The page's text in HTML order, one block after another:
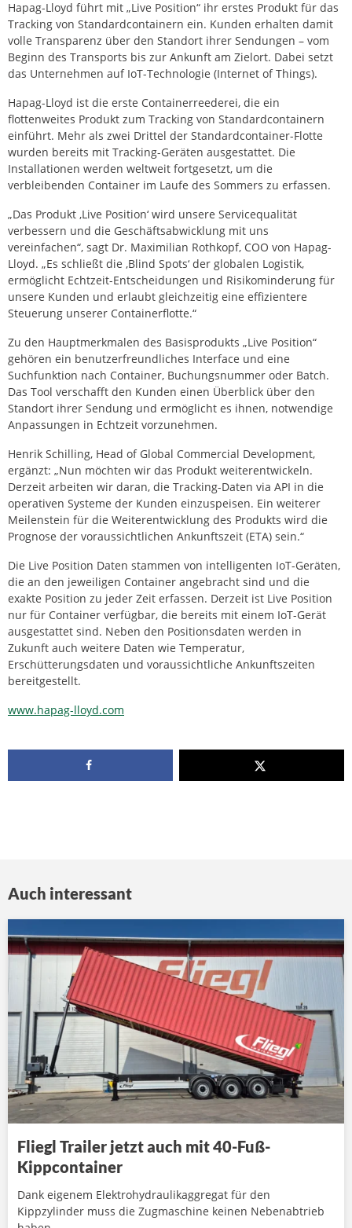
Hapag-Lloyd führt mit „Live Position“ ihr erstes Produkt für das
Tracking von Standardcontainern ein. Kunden erhalten damit
volle Transparenz über den Standort ihrer Sendungen – vom
Beginn des Transports bis zur Ankunft am Zielort. Dabei setzt
das Unternehmen auf IoT-Technologie (Internet of Things).
Hapag-Lloyd ist die erste Containerreederei, die ein
flottenweites Produkt zum Tracking von Standardcontainern
einführt. Mehr als zwei Drittel der Standardcontainer-Flotte
wurden bereits mit Tracking-Geräten ausgestattet. Die
Installationen werden weltweit fortgesetzt, um die
verbleibenden Container im Laufe des Sommers zu erfassen.
„Das Produkt ‚Live Position‘ wird unsere Servicequalität
verbessern und die Geschäftsabwicklung mit uns
vereinfachen“, sagt Dr. Maximilian Rothkopf, COO von Hapag-
Lloyd. „Es schließt die ‚Blind Spots‘ der globalen Logistik,
ermöglicht Echtzeit-Entscheidungen und Risikominderung für
unsere Kunden und erlaubt gleichzeitig eine effizientere
Steuerung unserer Containerflotte.“
Zu den Hauptmerkmalen des Basisprodukts „Live Position“
gehören ein benutzerfreundliches Interface und eine
Suchfunktion nach Container, Buchungsnummer oder Batch.
Das Tool verschafft den Kunden einen Überblick über den
Standort ihrer Sendung und ermöglicht es ihnen, notwendige
Anpassungen in Echtzeit vorzunehmen.
Henrik Schilling, Head of Global Commercial Development,
ergänzt: „Nun möchten wir das Produkt weiterentwickeln.
Derzeit arbeiten wir daran, die Tracking-Daten via API in die
operativen Systeme der Kunden einzuspeisen. Ein weiterer
Meilenstein für die Weiterentwicklung des Produkts wird die
Prognose der voraussichtlichen Ankunftszeit (ETA) sein.“
Die Live Position Daten stammen von intelligenten IoT-Geräten,
die an den jeweiligen Container angebracht sind und die
exakte Position zu jeder Zeit erfassen. Derzeit ist Live Position
nur für Container verfügbar, die bereits mit einem IoT-Gerät
ausgestattet sind. Neben den Positionsdaten werden in
Zukunft auch weitere Daten wie Temperatur,
Erschütterungsdaten und voraussichtliche Ankunftszeiten
bereitgestellt.
www.hapag-lloyd.com
Auch interessant
Fliegl Trailer jetzt auch mit 40-Fuß-
Kippcontainer
Dank eigenem Elektrohydraulikaggregat für den
Kippzylinder muss die Zugmaschine keinen Nebenabtrieb